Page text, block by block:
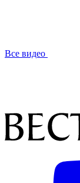
Все видео